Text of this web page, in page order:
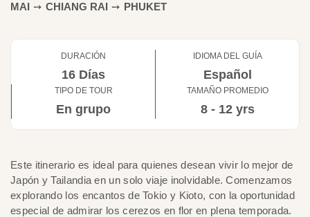
MAI ➙ CHIANG RAI ➙ PHUKET
DURACIÓN
16 Días
IDIOMA DEL GUÍA
Español
TIPO DE TOUR
En grupo
TAMAÑO PROMEDIO
8 - 12 yrs
Este itinerario es ideal para quienes desean vivir lo mejor de
Japón y Tailandia en un solo viaje inolvidable. Comenzamos
explorando los encantos de Tokio y Kioto, con la oportunidad
especial de admirar los cerezos en flor en plena temporada.